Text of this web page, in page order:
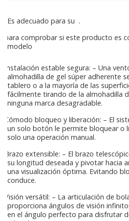
Es adecuado para su .
para comprobar si este producto es
modelo
Instalación estable segura: – Una
almohadilla de gel súper adherente
tablero o a la mayoría de las
fácilmente tirando de la almohadilla
ninguna marca desagradable.
Cómodo bloqueo y liberación: – El
un solo botón le permite bloquear o
solo una operación manual.
Brazo extensible: – El brazo
su longitud deseada y pivotar hacia
una visualización óptima. Evitando
conduce.
Visión versátil: – La articulación de
proporciona ángulos de visión
en el ángulo perfecto para disfrutar